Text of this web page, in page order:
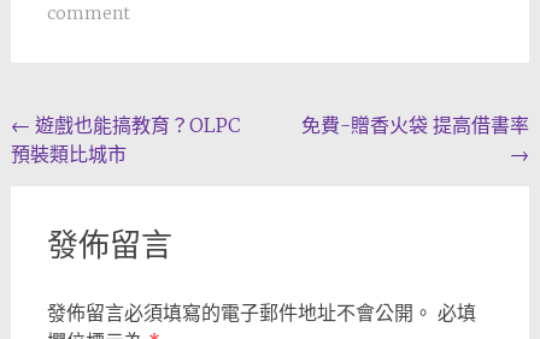
comment
Post
navigation
← 遊戲也能搞教育？OLPC
預裝類比城市
免費-贈香火袋 提高借書率
→
發佈留言
發佈留言必須填寫的電子郵件地址不會公開。 必填